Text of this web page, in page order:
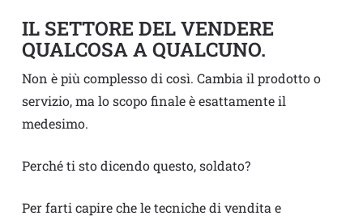
IL SETTORE DEL VENDERE
QUALCOSA A QUALCUNO.
Non è più complesso di così. Cambia il prodotto o
servizio, ma lo scopo finale è esattamente il
medesimo.
Perché ti sto dicendo questo, soldato?
Per farti capire che le tecniche di vendita e